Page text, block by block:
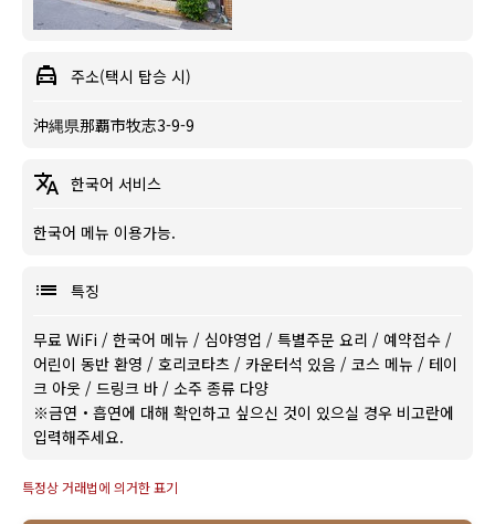
주소(택시 탑승 시)
沖縄県那覇市牧志3-9-9
한국어 서비스
한국어 메뉴 이용가능.
특징
무료 WiFi / 한국어 메뉴 / 심야영업 / 특별주문 요리 / 예약접수 /
어린이 동반 환영 / 호리코타츠 / 카운터석 있음 / 코스 메뉴 / 테이
크 아웃 / 드링크 바 / 소주 종류 다양
※금연・흡연에 대해 확인하고 싶으신 것이 있으실 경우 비고란에
입력해주세요.
특정상 거래법에 의거한 표기